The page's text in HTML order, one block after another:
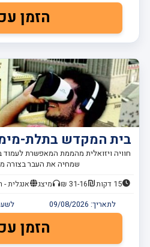
הזמן
בית המקדש בתלת-מימד
חוויה ויזואלית מהממת המאפשרת
שמחיה את העבר בצורה
15 דקות 31-16 ₪ מיצג
אנגלית - English , עברית
לתאריך: 09/08/2026
הזמן